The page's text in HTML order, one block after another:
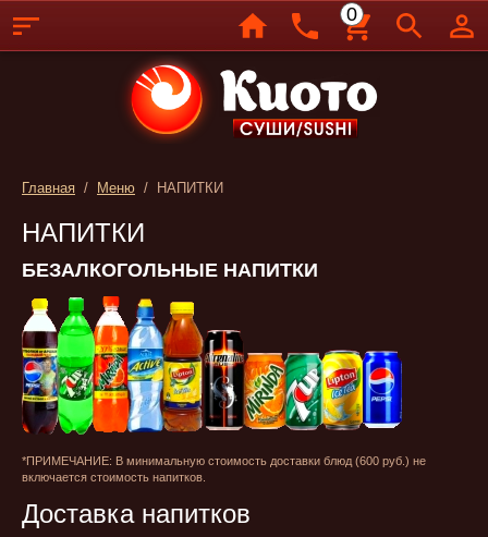
Главная / Меню / НАПИТКИ
НАПИТКИ
БЕЗАЛКОГОЛЬНЫЕ НАПИТКИ
*ПРИМЕЧАНИЕ: В минимальную стоимость доставки блюд (600 руб.) не
включается стоимость напитков.
Доставка напитков
0